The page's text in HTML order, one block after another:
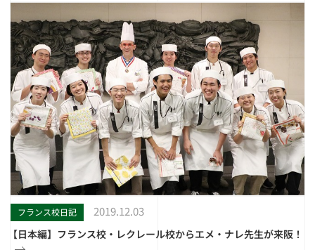
フランス校日記 2019.12.03
【日本編】フランス校・レクレール校からエメ・ナレ先生が来阪！